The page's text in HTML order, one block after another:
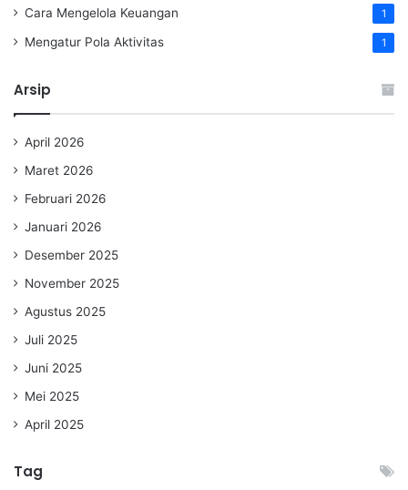
Cara Mengelola Keuangan 1
Mengatur Pola Aktivitas 1
Arsip
April 2026
Maret 2026
Februari 2026
Januari 2026
Desember 2025
November 2025
Agustus 2025
Juli 2025
Juni 2025
Mei 2025
April 2025
Tag